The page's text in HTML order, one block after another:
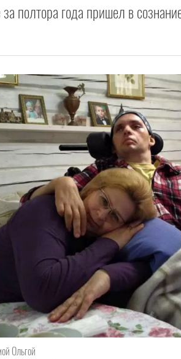
полтора года пришел в
Ольгой